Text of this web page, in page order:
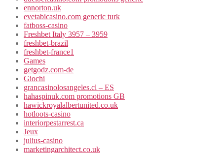
ennorton.uk
evetabicasino.com generic turk
fatboss-casino
Freshbet Italy 3957 – 3959
freshbet-brazil
freshbet-france1
Games
getgodz.com-de
Giochi
grancasinolosangeles.cl – ES
hahaspinuk.com promotions GB
hawickroyalalbertunited.co.uk
hotloots-casino
interiorpestarrest.ca
Jeux
julius-casino
marketingarchitect.co.uk